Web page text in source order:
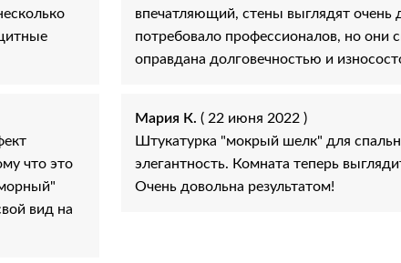
что это
вид на
впечатляющий, стены выглядят очень
потребовало профессионалов, но они
оправдана долговечностью и
Мария К. ( 22 июня 2022 )
Штукатурка "мокрый шелк" для
элегантность. Комната теперь
Очень довольна результатом!